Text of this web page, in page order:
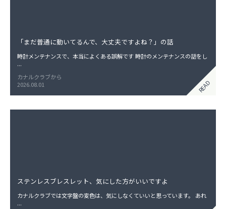
「まだ普通に動いてるんで、大丈夫ですよね？」の話
時計メンテナンスで、本当によくある誤解です 時計のメンテナンスの話をし
...
カナルクラブから
2026.08.01
READ
ステンレスブレスレット、気にした方がいいですよ
カナルクラブでは文字盤の変色は、気にしなくていいと思っています。 あれ
...